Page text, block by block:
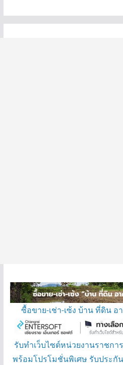
ซื้อขาย-เช่า-เซ้ง บ้าน ที่ดิน อ
รับทำเว็บไซต์หน่วยงานราชกา
พร้อมโปรโมชั่นพิเศษ รับประกั